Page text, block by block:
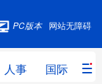
网站无障碍
PC版本
人事 国际 财